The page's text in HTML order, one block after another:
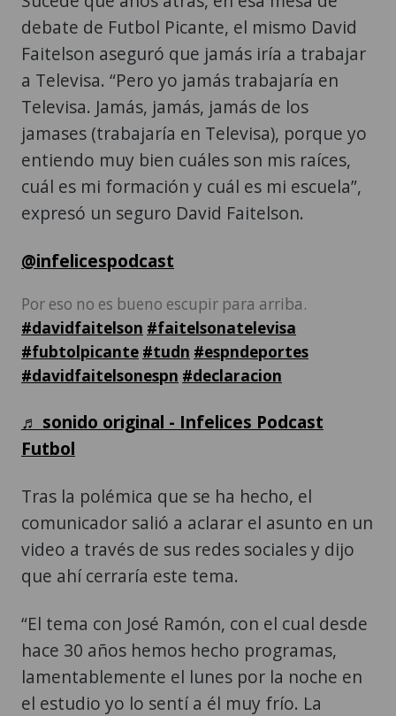
debate de Futbol Picante, el mismo David
Faitelson aseguró que jamás iría a trabajar
a Televisa. “Pero yo jamás trabajaría en
Televisa. Jamás, jamás, jamás de los
jamases (trabajaría en Televisa), porque yo
entiendo muy bien cuáles son mis raíces,
cuál es mi formación y cuál es mi escuela”,
expresó un seguro David Faitelson.
@infelicespodcast
Por eso no es bueno escupir para arriba.
#davidfaitelson #faitelsonatelevisa
#fubtolpicante #tudn #espndeportes
#davidfaitelsonespn #declaracion
♬ sonido original - Infelices Podcast
Futbol
Tras la polémica que se ha hecho, el
comunicador salió a aclarar el asunto en un
video a través de sus redes sociales y dijo
que ahí cerraría este tema.
“El tema con José Ramón, con el cual desde
hace 30 años hemos hecho programas,
lamentablemente el lunes por la noche en
el estudio yo lo sentí a él muy frío. La